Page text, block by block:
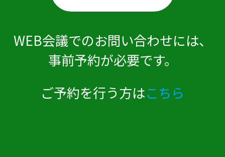
WEB会議でのお問い合わせには、
事前予約が必要です。
ご予約を行う方はこちら